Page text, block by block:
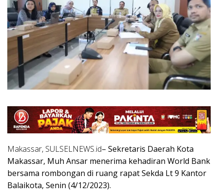
Makassar, SULSELNEWS.id– Sekretaris Daerah Kota
Makassar, Muh Ansar menerima kehadiran World Bank
bersama rombongan di ruang rapat Sekda Lt 9 Kantor
Balaikota, Senin (4/12/2023).